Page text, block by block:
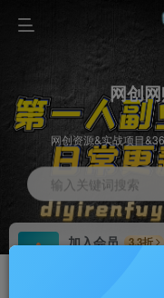
网创
网创资源&实战项目
输入关键词搜索
加入会员
3.3折